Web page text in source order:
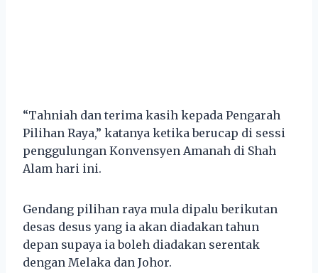
“Tahniah dan terima kasih kepada Pengarah
Pilihan Raya,” katanya ketika berucap di sessi
penggulungan Konvensyen Amanah di Shah
Alam hari ini.
Gendang pilihan raya mula dipalu berikutan
desas desus yang ia akan diadakan tahun
depan supaya ia boleh diadakan serentak
dengan Melaka dan Johor.